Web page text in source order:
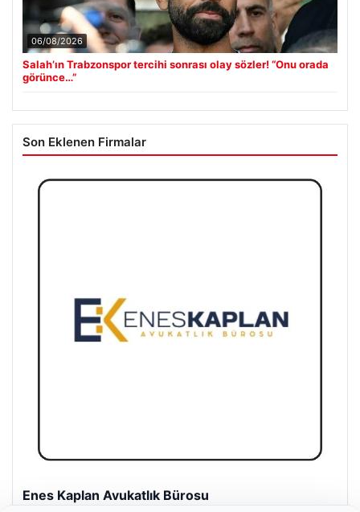
06/08/2026
Salah’ın Trabzonspor tercihi sonrası olay sözler! “Onu orada
görünce…”
Son Eklenen Firmalar
Enes Kaplan Avukatlık Bürosu